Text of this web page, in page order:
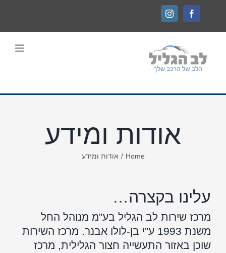
content
Facebook
Instagram
אודות ומידע
Home
/ אודות ומידע
עלינו בקצרה…
מרכז שירות לב הגליל בע”מ מנוהל החל
משנת 1993 ע”י בן-לולו אבנר. מרכז השירות
שוכן באזור התעשייה חצור הגלילית, מרכז